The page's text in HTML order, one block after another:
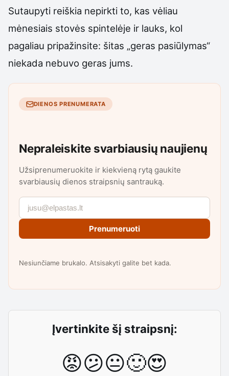
Sutaupyti reiškia nepirkti to, kas vėliau
mėnesiais stovės spintelėje ir lauks, kol
pagaliau pripažinsite: šitas „geras pasiūlymas“
niekada nebuvo geras jums.
DIENOS PRENUMERATA
Nepraleiskite svarbiausių naujienų
Užsiprenumeruokite ir kiekvieną rytą gaukite
svarbiausių dienos straipsnių santrauką.
Prenumeruoti
Nesiunčiame brukalo. Atsisakyti galite bet kada.
Įvertinkite šį straipsnį:
😡😕😐🙂😍